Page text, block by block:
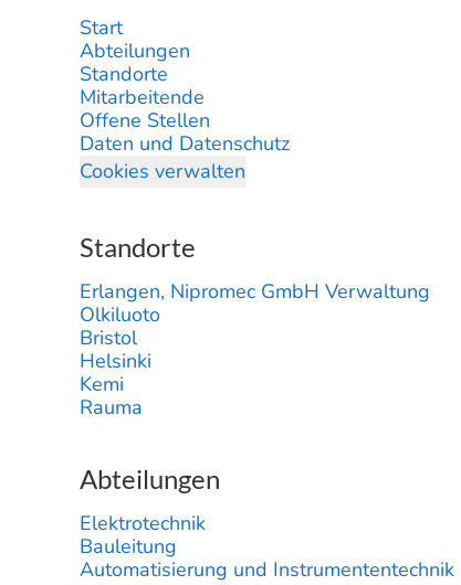
Start
Abteilungen
Standorte
Mitarbeitende
Offene Stellen
Daten und Datenschutz
Cookies verwalten
Standorte
Erlangen, Nipromec GmbH Verwaltung
Olkiluoto
Bristol
Helsinki
Kemi
Rauma
Abteilungen
Elektrotechnik
Bauleitung
Automatisierung und Instrumententechnik